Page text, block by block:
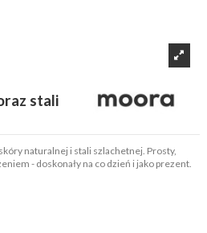
stali
naturalnej i stali szlachetnej. Prosty,
- doskonały na co dzień i jako prezent.